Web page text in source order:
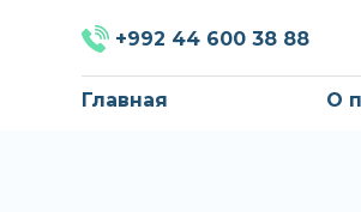
+992 44 600 38 88
Главная О